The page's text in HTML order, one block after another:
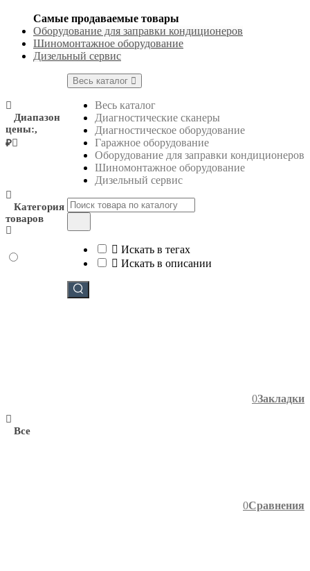
Самые продаваемые товары
Оборудование для заправки кондиционеров
Шиномонтажное оборудование
Дизельный сервис
Весь каталог
Весь каталог
Диагностические сканеры
Диагностическое оборудование
Гаражное оборудование
Оборудование для заправки кондиционеров
Шиномонтажное оборудование
Дизельный сервис
Искать в тегах
Искать в описании
0Закладки
0Сравнения
Диапазон
цены:,
₽
Категория
товаров
Все